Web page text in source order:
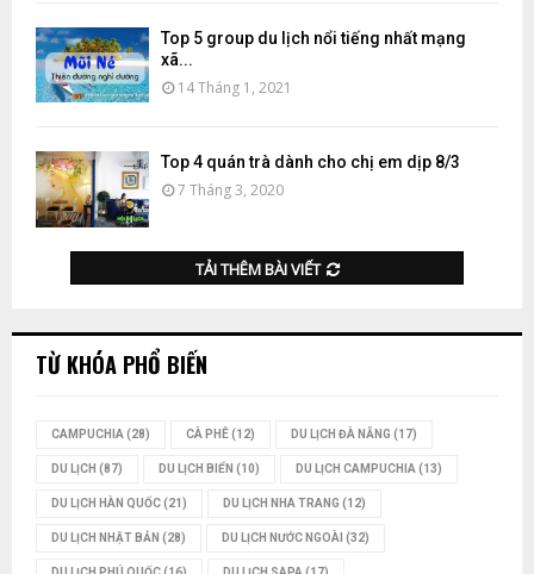
Top 5 group du lịch nổi tiếng nhất mạng
xã...
14 Tháng 1, 2021
Top 4 quán trà dành cho chị em dịp 8/3
7 Tháng 3, 2020
TẢI THÊM BÀI VIẾT
TỪ KHÓA PHỔ BIẾN
CAMPUCHIA (28) CÀ PHÊ(12) DU LỊCH ĐÀ NẴNG (17)
DU LỊCH (87) DU LỊCH BIỂN (10) DU LỊCH CAMPUCHIA (13)
DU LỊCH HÀN QUỐC(21) DU LỊCH NHA TRANG (12)
DU LỊCH NHẬT BẢN (28) DU LỊCH NƯỚC NGOÀI (32)